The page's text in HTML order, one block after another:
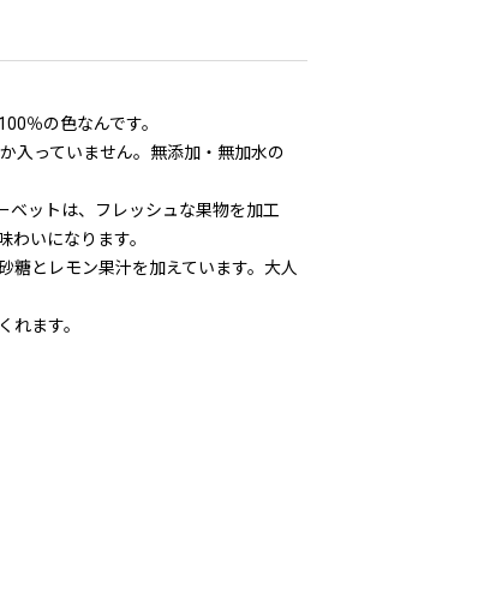
％の色なんです。
入っていません。無添加・無加水の
ベットは、フレッシュな果物を加工
いになります。
糖とレモン果汁を加えています。大人
れます。